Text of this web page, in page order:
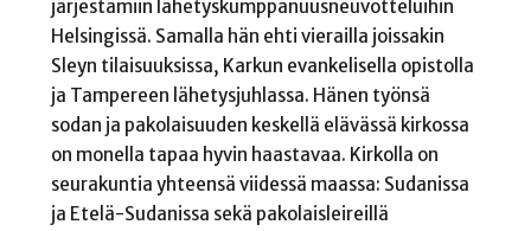
järjestämiin lähetyskumppanuusneuvotteluihin
Helsingissä. Samalla hän ehti vierailla joissakin
Sleyn tilaisuuksissa, Karkun evankelisella opistolla
ja Tampereen lähetysjuhlassa. Hänen työnsä
sodan ja pakolaisuuden keskellä elävässä kirkossa
on monella tapaa hyvin haastavaa. Kirkolla on
seurakuntia yhteensä viidessä maassa: Sudanissa
ja Etelä-Sudanissa sekä pakolaisleireillä